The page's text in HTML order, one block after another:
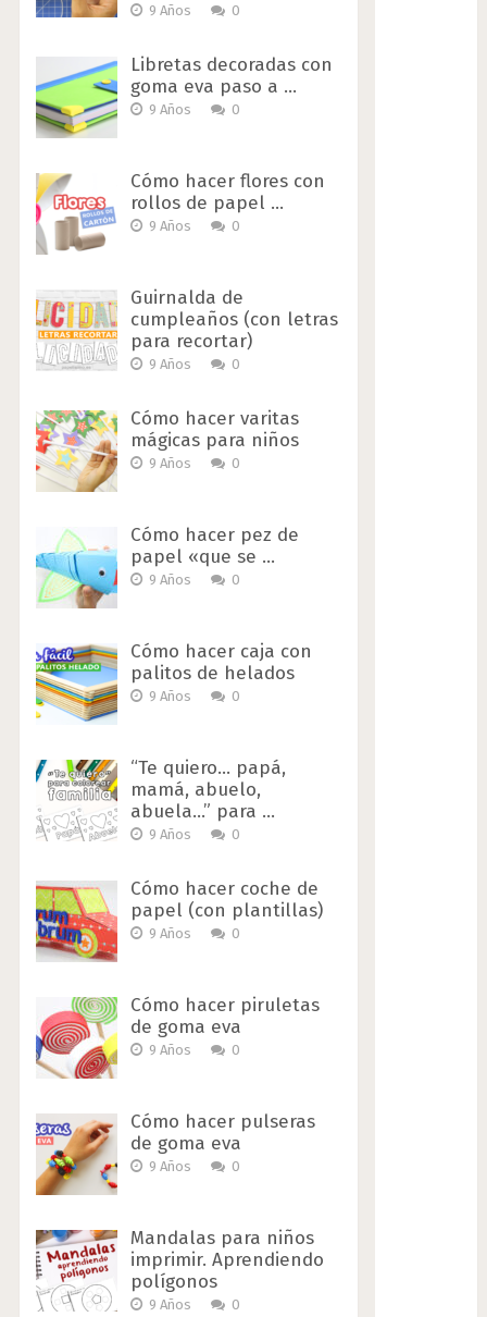
9 Años 0
Libretas decoradas con
goma eva paso a …
9 Años 0
Cómo hacer flores con
rollos de papel …
9 Años 0
Guirnalda de
cumpleaños (con letras
para recortar)
9 Años 0
Cómo hacer varitas
mágicas para niños
9 Años 0
Cómo hacer pez de
papel «que se …
9 Años 0
Cómo hacer caja con
palitos de helados
9 Años 0
“Te quiero… papá,
mamá, abuelo,
abuela…” para …
9 Años 0
Cómo hacer coche de
papel (con plantillas)
9 Años 0
Cómo hacer piruletas
de goma eva
9 Años 0
Cómo hacer pulseras
de goma eva
9 Años 0
Mandalas para niños
imprimir. Aprendiendo
polígonos
9 Años 0